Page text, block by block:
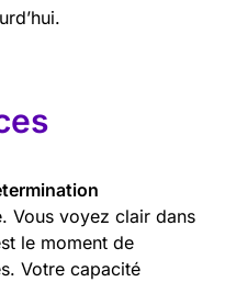
Vous voyez clair dans
le moment de
Votre capacité